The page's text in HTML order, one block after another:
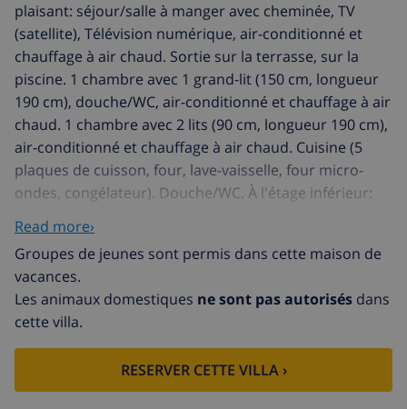
plaisant: séjour/salle à manger avec cheminée, TV
(satellite), Télévision numérique, air-conditionné et
chauffage à air chaud. Sortie sur la terrasse, sur la
piscine. 1 chambre avec 1 grand-lit (150 cm, longueur
190 cm), douche/WC, air-conditionné et chauffage à air
chaud. 1 chambre avec 2 lits (90 cm, longueur 190 cm),
air-conditionné et chauffage à air chaud. Cuisine (5
plaques de cuisson, four, lave-vaisselle, four micro-
ondes, congélateur). Douche/WC. À l'étage inférieur:
(escalier extérieur) 1 chambre avec 2 lits, douche/WC,
air-conditionné et chauffage à air chaud. Grande
terrasse. Superbe vue panoramique sur la mer, les
montagnes, la vallée et les alentours. A disposition:
lave-linge, chaise haute pour enfant, lit bébé. Internet
(Connexion WIFI, gratuit). Veuillez noter: TV seulement
EN, ES. R000000001
Villa confortable "Dos Palos". Dans le quartier de
Monte Pego, situation tranquille, ensoleillée, à 10 km
Read more›
Groupes de jeunes sont permis dans cette maison de
vacances.
Les animaux domestiques ne sont pas autorisés dans
cette villa.
RESERVER CETTE VILLA ›